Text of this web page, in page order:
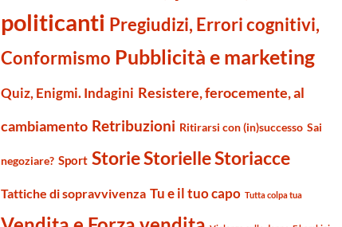
politicanti Pregiudizi, Errori cognitivi,
Conformismo Pubblicità e marketing
Quiz, Enigmi. Indagini Resistere, ferocemente, al
cambiamento Retribuzioni Ritirarsi con (in)successo Sai
negoziare? Sport Storie Storielle Storiacce
Tattiche di sopravvivenza Tu e il tuo capo Tutta colpa tua